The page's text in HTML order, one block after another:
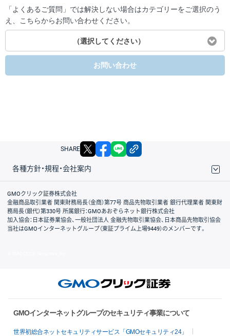
「よくあるご質問」では解決しない場合はカテゴリーをご選択のう
え、こちらからお問い合わせください。
（選択してください）
お問い合わせ
SHARE X facebook
各種方針・規程・会社案内
取引規程・約款
サイトマップ
その他のご案内
個人情報保護方針
最良執行方針
サイトのご利用について
ディスクレイマー
信託保全
リスク説明
会社案内
GMOクリック証券株式会社
金融商品取引業者 関東財務局長（金商）第77号 商品先物取引業者 銀行代理業者 関東財
務局長（銀代）第330号 所属銀行：GMOあおぞらネット銀行株式会社
加入協会：日本証券業協会、一般社団法人 金融先物取引業協会、日本商品先物取引協会
当社はGMOインターネットグループ（東証プライム上場9449）のメンバーです。
GMOインターネットグループのセキュリティ事業について
世界初総合ネットセキュリティサービス「GMOセキュリティ24」